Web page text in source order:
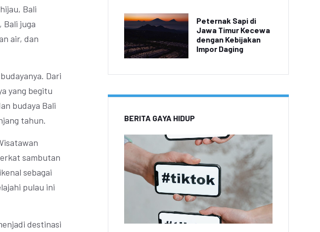
Bali
Bali juga
air, dan
Dari
yang begitu
budaya Bali
tahun.
sambutan
sebagai
pulau ini
destinasi
Peternak Sapi di
Jawa Timur Kecewa
dengan Kebijakan
Impor Daging
BERITA GAYA HIDUP